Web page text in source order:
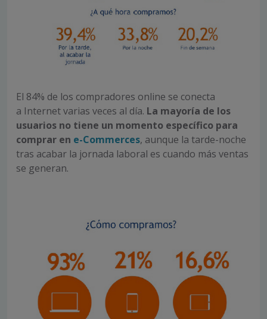
El 84% de los compradores online se conecta
a Internet varias veces al día. La mayoría de los
usuarios no tiene un momento específico para
comprar en e-Commerces, aunque la tarde-noche
tras acabar la jornada laboral es cuando más ventas
se generan.